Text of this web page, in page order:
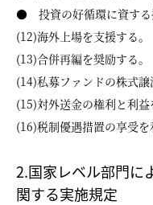
● 投資の好循環に資する
(12)海外上場を支援する。
(13)合併再編を奨励する。
(14)私募ファンドの株式譲
(15)対外送金の権利と利益
(16)税制優遇措置の享受を
2.国家レベル部門に
関する実施規定